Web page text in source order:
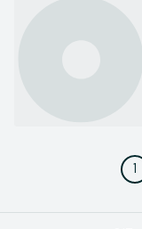
1